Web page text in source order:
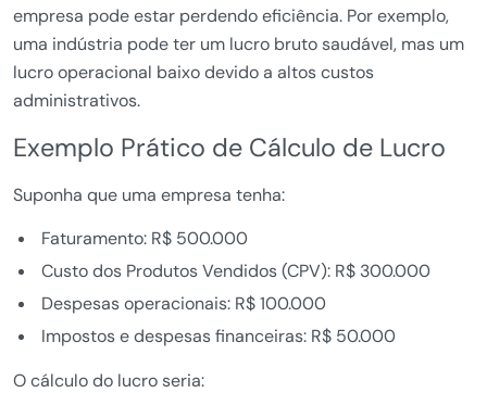
empresa pode estar perdendo eficiência. Por exemplo,
uma indústria pode ter um lucro bruto saudável, mas um
lucro operacional baixo devido a altos custos
administrativos.
Exemplo Prático de Cálculo de Lucro
Suponha que uma empresa tenha:
Faturamento: R$ 500.000
Custo dos Produtos Vendidos (CPV): R$ 300.000
Despesas operacionais: R$ 100.000
Impostos e despesas financeiras: R$ 50.000
O cálculo do lucro seria: